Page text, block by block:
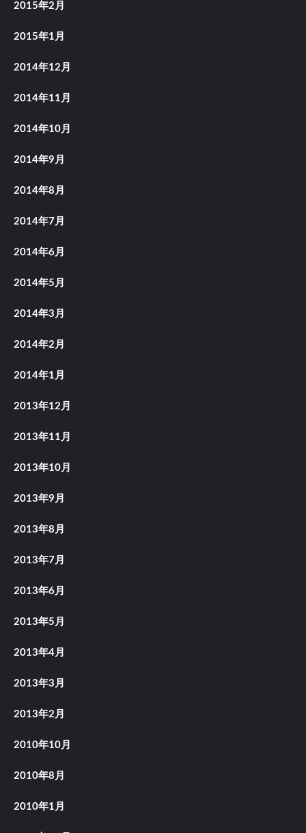
2015年2月
2015年1月
2014年12月
2014年11月
2014年10月
2014年9月
2014年8月
2014年7月
2014年6月
2014年5月
2014年3月
2014年2月
2014年1月
2013年12月
2013年11月
2013年10月
2013年9月
2013年8月
2013年7月
2013年6月
2013年5月
2013年4月
2013年3月
2013年2月
2010年10月
2010年8月
2010年1月